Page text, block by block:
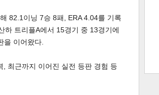
트 크
82.1이닝 7승 8패, ERA 4.04를 기록
하 트리플A에서 15경기 중 13경기에
을 이어왔다.
최근까지 이어진 실전 등판 경험 등